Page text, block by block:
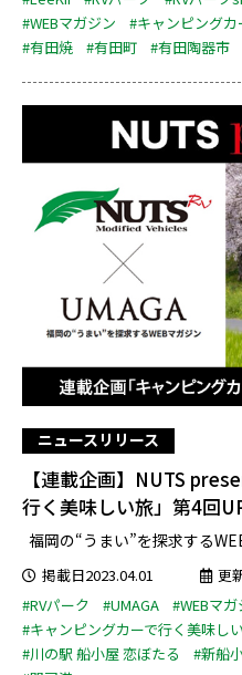
#WEBマガジン
#キャンピング
#有田焼
#有田町 #有田陶器市
ニュースリリース
【連載企画】NUTS
行く美味しい旅」第4回
福岡の“うまい”を探求する
掲載日2023.04.01
更
#RVパーク
#UMAGA
#WEBマガ
#キャンピングカーで行く美味し
#川の駅 船小屋 恋ぼたる
#新船